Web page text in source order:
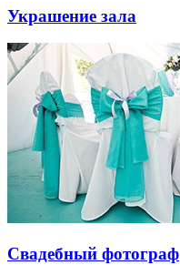
Украшение зала
Свадебный фотограф